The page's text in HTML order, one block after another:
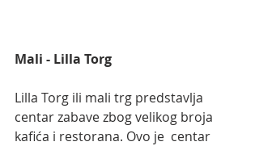
Mali - Lilla Torg
Lilla Torg ili mali trg predstavlja
centar zabave zbog velikog broja
kafića i restorana. Ovo je  centar